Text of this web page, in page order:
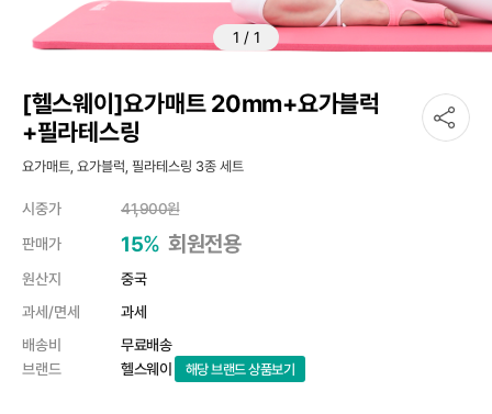
1 / 1
[헬스웨이]요가매트 20mm+요가블럭
+필라테스링
요가매트, 요가블럭, 필라테스링 3종 세트
시중가 41,900원
판매가
15% 회원전용
원산지
중국
과세/면세
과세
배송비
무료배송
브랜드
헬스웨이 해당 브랜드 상품보기